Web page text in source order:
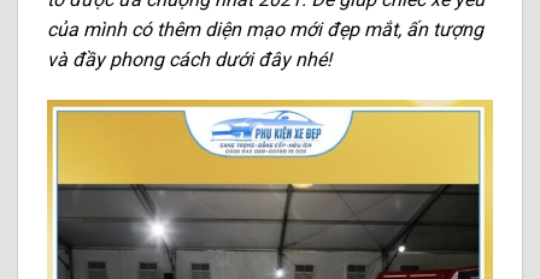
của mình có thêm diện mạo mới đẹp mắt, ấn tượng
và đầy phong cách dưới đây nhé!